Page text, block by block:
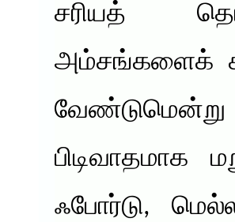
சரியத்
அம்சங்களைக்
வேண்டுமென்று
பிடிவாதமாக
ஃபோர்டு,